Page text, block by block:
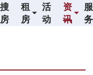
搜
房
租
房
活
动
资
讯
服
务